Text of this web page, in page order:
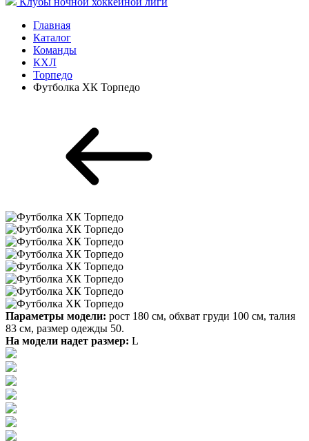
Главная
Каталог
Команды
КХЛ
Торпедо
Футболка ХК Торпедо
Параметры модели: рост 180 см, обхват груди 100 см, талия
83 см, размер одежды 50.
На модели надет размер: L